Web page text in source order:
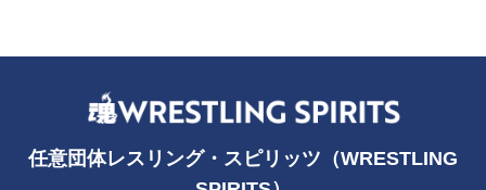
任意団体レスリング・スピリッツ（WRESTLING